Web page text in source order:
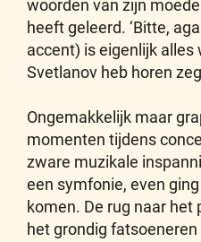
woorden van zijn
heeft geleerd. ‘Bitte,
accent) is eigenlijk alles
Svetlanov heb horen
Ongemakkelijk maar
momenten tijdens
zware muzikale
een symfonie, even
komen. De rug naar het
het grondig fatsoeneren